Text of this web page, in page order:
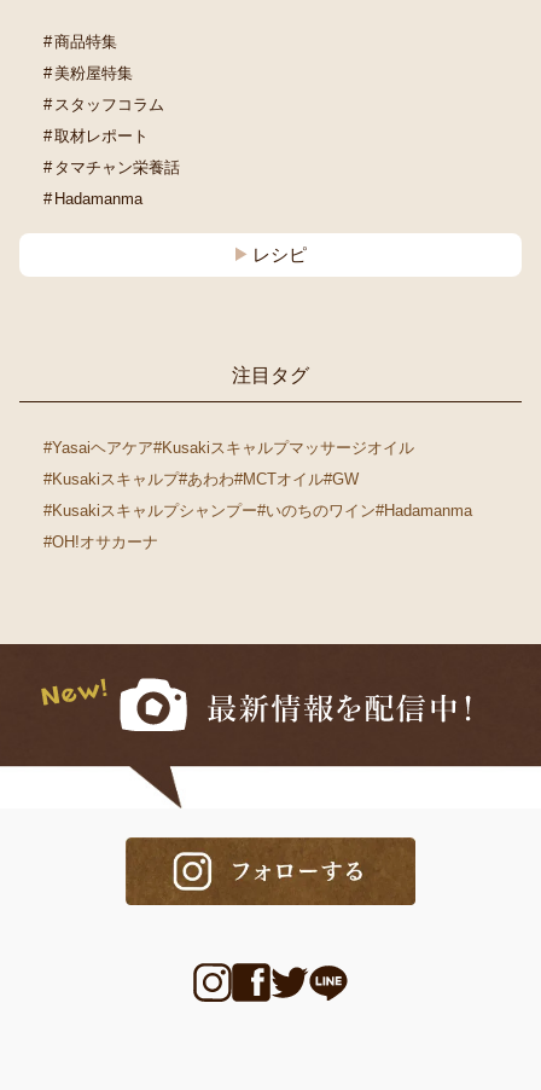
商品特集
美粉屋特集
スタッフコラム
取材レポート
タマチャン栄養話
Hadamanma
レシピ
注目タグ
#Yasaiヘアケア#Kusakiスキャルプマッサージオイル
#Kusakiスキャルプ#あわわ#MCTオイル#GW
#Kusakiスキャルプシャンプー#いのちのワイン#Hadamanma
#OH!オサカーナ